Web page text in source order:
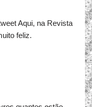
Aqui, na Revista
feliz.